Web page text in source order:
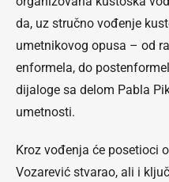
da, uz stručno vođenje
umetnikovog opusa – od
enformela, do
dijaloge sa delom Pabla
umetnosti.
Kroz vođenja će posetioci
Vozarević stvarao, ali i